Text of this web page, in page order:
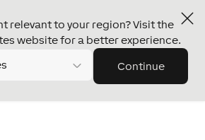
relevant to your region? Visit the
website for a better experience.
Continue